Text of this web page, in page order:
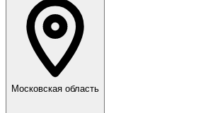
Московская область